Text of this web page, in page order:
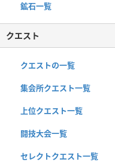
鉱石一覧
クエスト
クエストの一覧
集会所クエスト一覧
上位クエスト一覧
闘技大会一覧
セレクトクエスト一覧